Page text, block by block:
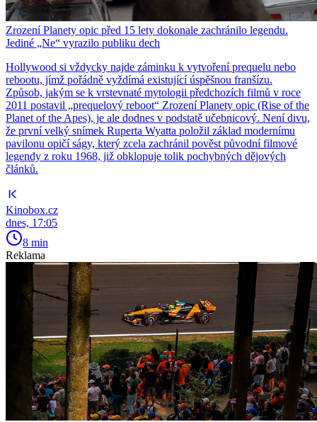
Zrození Planety opic před 15 lety dokonale zachránilo legendu.
Jediné „Ne“ vyrazilo publiku dech
Hollywood si vždycky najde záminku k vytvoření prequelu nebo
rebootu, jímž pořádně vyždímá existující úspěšnou franšízu.
Způsob, jakým se k vrstevnaté mytologii předchozích filmů v roce
2011 postavil „prequelový reboot“ Zrození Planety opic (Rise of the
Planet of the Apes), je ale dodnes v podstatě učebnicový. Není divu,
že první velký snímek Ruperta Wyatta položil základ modernímu
pavilonu opičí ságy, který zcela zachránil pověst původní filmové
legendy z roku 1968, již obklopuje tolik pochybných dějových
článků.
Kinobox.cz
dnes, 17:05
8 min
Reklama